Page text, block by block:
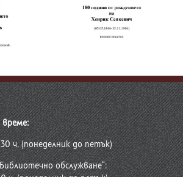
от
на
Изложба за Дора
ч. (понеделник до петък)
обслужване“: